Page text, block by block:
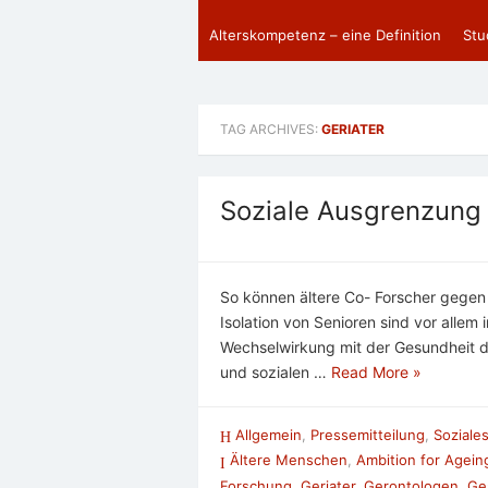
Alterskompetenz – eine Definition
TAG ARCHIVES: GERIATER
Soziale
So können ältere Co- Forscher
Isolation von Senioren sind vor
Wechselwirkung mit der Gesundheit
und sozialen … Read More »
Allgemein Pressemitteilung
Ältere Menschen, Ambition for